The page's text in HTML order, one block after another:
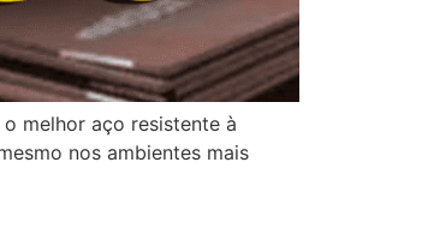
o melhor aço resistente à
nos ambientes mais